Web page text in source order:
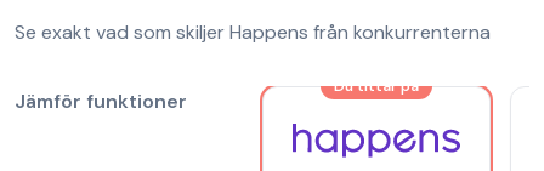
Se exakt vad som skiljerHappens från konkurrenterna
Jämför funktioner
Du tittar på